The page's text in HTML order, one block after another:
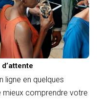
ligne en quelques
mieux comprendre votre